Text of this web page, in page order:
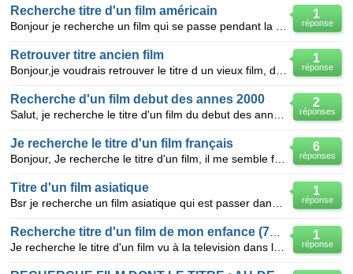
1
réponse
Recherche titre d'un film américain
1
réponse
Retrouver titre ancien film
2
réponses
Recherche d'un film debut des annes 2000
6
réponses
Je recherche le titre d'un film français
1
réponse
Titre d'un film asiatique
1
réponse